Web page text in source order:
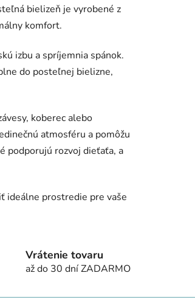
bielizeň je vyrobené z
komfort.
izbu a spríjemnia spánok.
do posteľnej bielizne,
koberec alebo
atmosféru a pomôžu
podporujú rozvoj dieťaťa, a
ideálne prostredie pre vaše
Vrátenie tovaru
až do 30 dní ZADARMO